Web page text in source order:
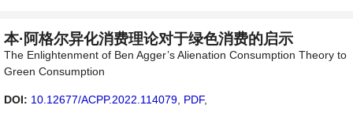
本·阿格尔异化消费理论对于绿色消费的启示
The Enlightenment of Ben Agger’s Alienation Consumption Theory to
Green Consumption
DOI: 10.12677/ACPP.2022.114079 PDF,